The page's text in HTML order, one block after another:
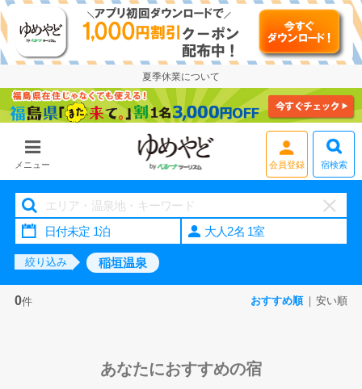
夏季休業について
メニュー 会員登録 宿検索
大人2名 1室
絞り込み 稲垣温泉
0件 おすすめ順 安い順
あなたにおすすめの宿